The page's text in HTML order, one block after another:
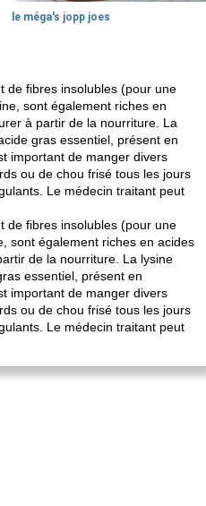
le méga's jopp joes
de fibres insolubles (pour une
sont également riches en
à partir de la nourriture. La
gras essentiel, présent en
important de manger divers
ou de chou frisé tous les jours
Le médecin traitant peut
de fibres insolubles (pour une
sont également riches en acides
de la nourriture. La lysine
essentiel, présent en
important de manger divers
ou de chou frisé tous les jours
Le médecin traitant peut